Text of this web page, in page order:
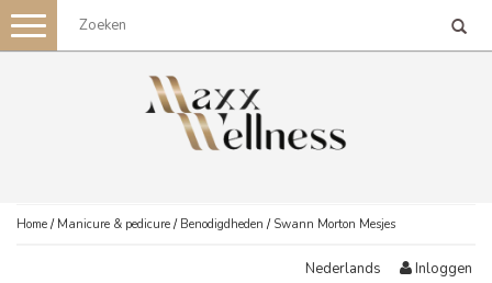
Toggle
navigation
Home / Manicure & pedicure / Benodigdheden / Swann Morton Mesjes
Nederlands Inloggen